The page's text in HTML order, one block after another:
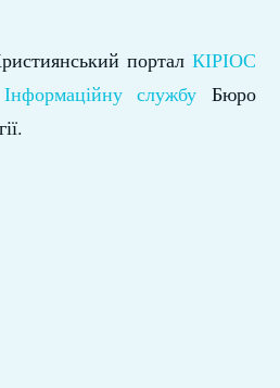
порталКІРІОС
Інформаційну службу Бюро